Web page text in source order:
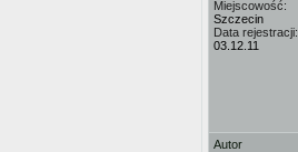
Miejscowość:
Szczecin
Data rejestracji:
03.12.11
Autor